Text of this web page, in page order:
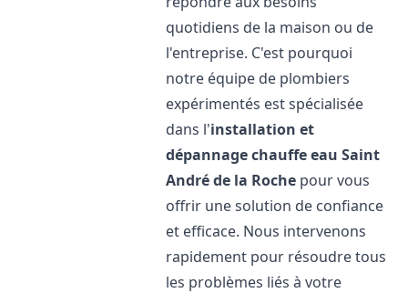
quotidiens de la maison ou de
l'entreprise. C'est pourquoi
notre équipe de plombiers
expérimentés est spécialisée
dans l'installation et
dépannage chauffe eau Saint
André de la Roche pour vous
offrir une solution de confiance
et efficace. Nous intervenons
rapidement pour résoudre tous
les problèmes liés à votre